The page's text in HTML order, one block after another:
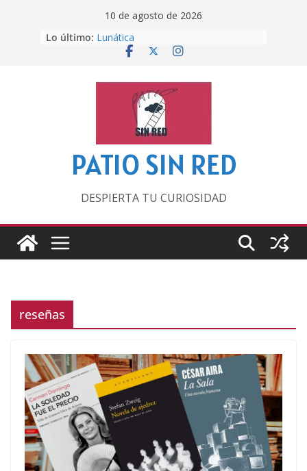
10 de agosto de 2026
Lo último: Lunática
Pero, hasta entonces…
‘La broma infinita’ de recomendar
lecturas veraniegas
Otra del Mundial
PATIO SIN RED
DESPIERTA TU CURIOSIDAD
reseñas